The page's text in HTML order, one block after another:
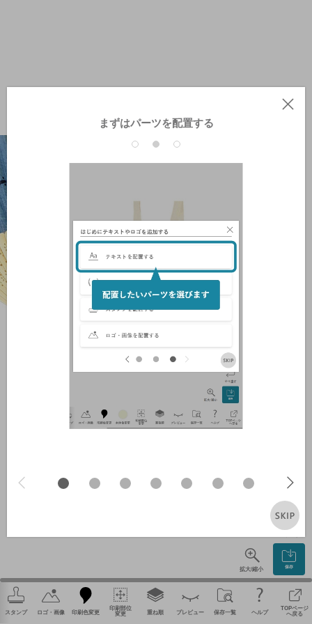
保存
拡大/縮小
スタンプ ロゴ・画像 印刷色変更
印刷部位
変更 重ね順 プレビュー 保存一覧 ヘルプ
TOPページ
へ戻る
まずはパーツを配置する